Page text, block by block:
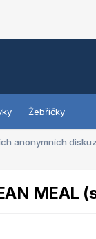
Žebříčky
anonymních
MEAL